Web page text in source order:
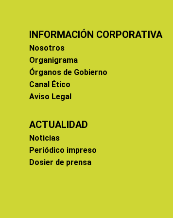
INFORMACIÓN CORPORATIVA
Nosotros
Organigrama
Órganos de Gobierno
Canal Ético
Aviso Legal
ACTUALIDAD
Noticias
Periódico impreso
Dosier de prensa